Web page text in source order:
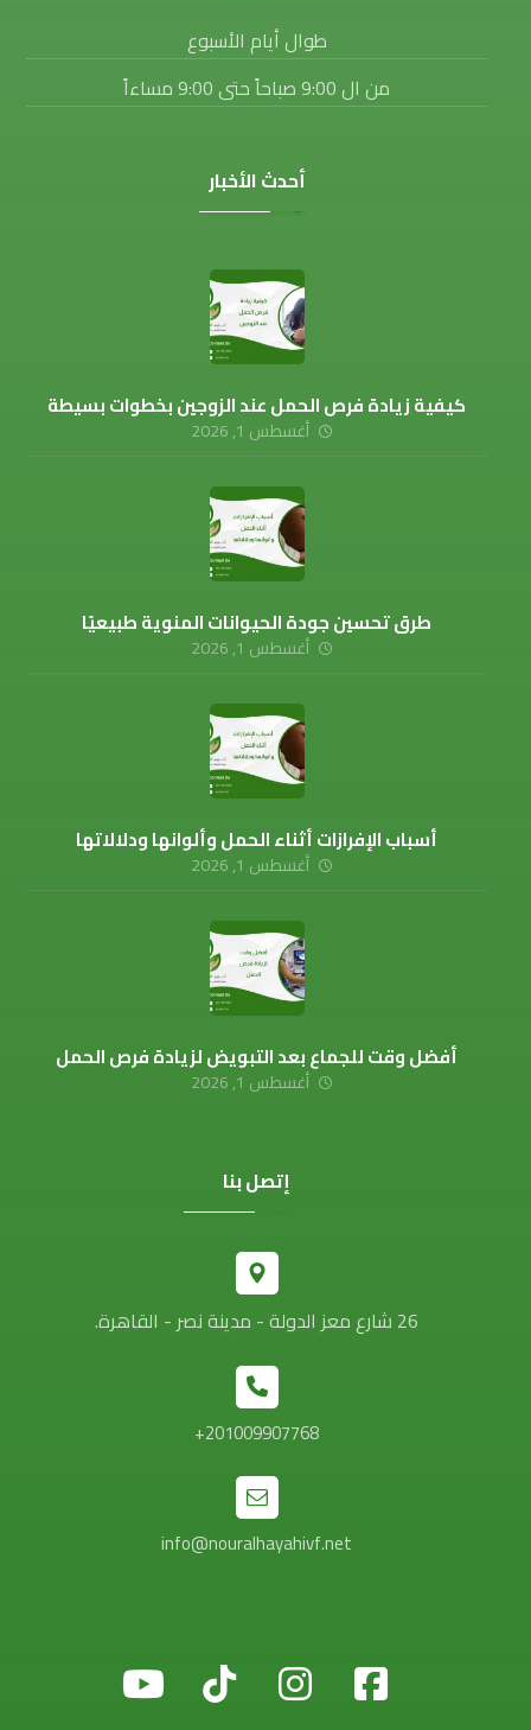
طوال أيام الأسبوع
من ال 9:00 صباحاً حتى 9:00 مساءاً
أحدث الأخبار
كيفية زيادة فرص الحمل عند الزوجين بخطوات بسيطة
أغسطس 1, 2026
طرق تحسين جودة الحيوانات المنوية طبيعيًا
أغسطس 1, 2026
أسباب الإفرازات أثناء الحمل وألوانها ودلالاتها
أغسطس 1, 2026
أفضل وقت للجماع بعد التبويض لزيادة فرص الحمل
أغسطس 1, 2026
إتصل بنا
26 شارع معز الدولة - مدينة نصر - القاهرة.
201009907768+
info@nouralhayahivf.net